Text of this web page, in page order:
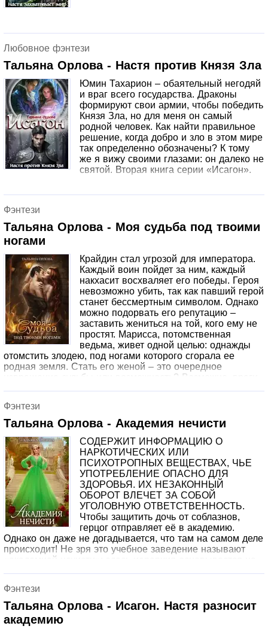
Любовное фэнтези
Тальяна Орлова - Настя против Князя Зла
Юмин Тахарион – обаятельный негодяй
и враг всего государства. Драконы
формируют свои армии, чтобы победить
Князя Зла, но для меня он самый
родной человек. Как найти правильное
решение, когда добро и зло в этом мире
так определенно обозначены? К тому
же я вижу своими глазами: он далеко не
святой. Вторая книга серии «Исагон».
Фэнтези
Тальяна Орлова - Моя судьба под твоими
ногами
Крайдин стал угрозой для императора.
Каждый воин пойдет за ним, каждый
накхасит восхваляет его победы. Героя
невозможно убить, так как павший герой
станет бессмертным символом. Однако
можно подорвать его репутацию –
заставить жениться на той, кого ему не
простят. Марисса, потомственная
ведьма, живет одной целью: однажды
отомстить злодею, под ногами которого сгорала ее
родная земля. Стать его женой – это очередное
извращение судьбы или возможность? Возможно, враги
нечего терять.
Фэнтези
Тальяна Орлова - Академия нечисти
СОДЕРЖИТ ИНФОРМАЦИЮ О
НАРКОТИЧЕСКИХ ИЛИ
ПСИХОТРОПНЫХ ВЕЩЕСТВАХ, ЧЬЕ
УПОТРЕБЛЕНИЕ ОПАСНО ДЛЯ
ЗДОРОВЬЯ. ИХ НЕЗАКОННЫЙ
ОБОРОТ ВЛЕЧЕТ ЗА СОБОЙ
УГОЛОВНУЮ ОТВЕТСТВЕННОСТЬ.
Чтобы защитить дочь от соблазнов,
герцог отправляет её в академию.
Однако он даже не догадывается, что там на самом деле
происходит! Не зря это учебное заведение называют
«академией нечисти»: здесь иерархия основывается на
без магических способностей выжить в таких условиях?
Фэнтези
Тальяна Орлова - Исагон. Настя разносит
академию